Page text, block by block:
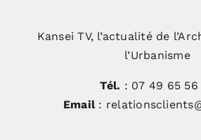
Kansei TV, l’actualité de
l’Urbanisme
Tél. : 07 49 65 56
Email: